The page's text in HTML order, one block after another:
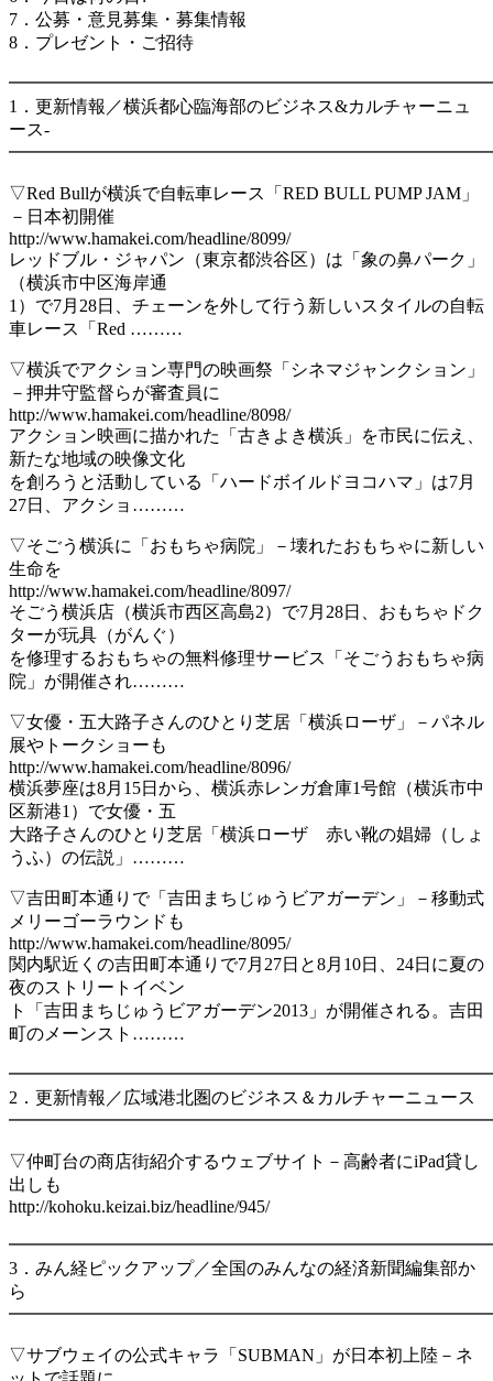
7．公募・意見募集・募集情報
8．プレゼント・ご招待
1．更新情報／横浜都心臨海部のビジネス&カルチャーニュ
ース-
▽Red Bullが横浜で自転車レース「RED BULL PUMP JAM」
－日本初開催
http://www.hamakei.com/headline/8099/
レッドブル・ジャパン（東京都渋谷区）は「象の鼻パーク」
（横浜市中区海岸通
1）で7月28日、チェーンを外して行う新しいスタイルの自転
車レース「Red ………
▽横浜でアクション専門の映画祭「シネマジャンクション」
－押井守監督らが審査員に
http://www.hamakei.com/headline/8098/
アクション映画に描かれた「古きよき横浜」を市民に伝え、
新たな地域の映像文化
を創ろうと活動している「ハードボイルドヨコハマ」は7月
27日、アクショ………
▽そごう横浜に「おもちゃ病院」－壊れたおもちゃに新しい
生命を
http://www.hamakei.com/headline/8097/
そごう横浜店（横浜市西区高島2）で7月28日、おもちゃドク
ターが玩具（がんぐ）
を修理するおもちゃの無料修理サービス「そごうおもちゃ病
院」が開催され………
▽女優・五大路子さんのひとり芝居「横浜ローザ」－パネル
展やトークショーも
http://www.hamakei.com/headline/8096/
横浜夢座は8月15日から、横浜赤レンガ倉庫1号館（横浜市中
区新港1）で女優・五
大路子さんのひとり芝居「横浜ローザ 赤い靴の娼婦（しょ
うふ）の伝説」………
▽吉田町本通りで「吉田まちじゅうビアガーデン」－移動式
メリーゴーラウンドも
http://www.hamakei.com/headline/8095/
関内駅近くの吉田町本通りで7月27日と8月10日、24日に夏の
夜のストリートイベン
ト「吉田まちじゅうビアガーデン2013」が開催される。吉田
町のメーンスト………
2．更新情報／広域港北圏のビジネス＆カルチャーニュース
▽仲町台の商店街紹介するウェブサイト－高齢者にiPad貸し
出しも
http://kohoku.keizai.biz/headline/945/
3．みん経ピックアップ／全国のみんなの経済新聞編集部か
ら
▽サブウェイの公式キャラ「SUBMAN」が日本初上陸－ネ